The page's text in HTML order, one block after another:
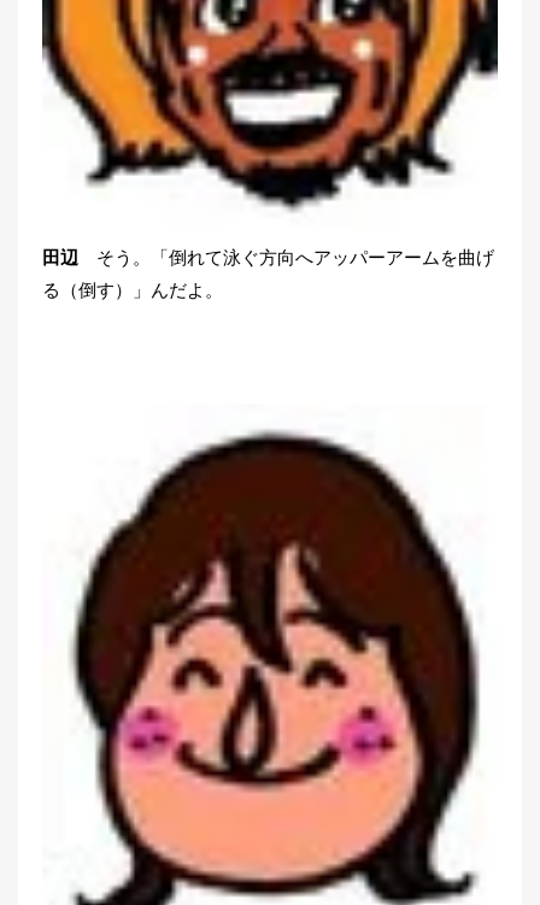
田辺 そう。「倒れて泳ぐ方向へアッパーアームを曲げ
る（倒す）」んだよ。